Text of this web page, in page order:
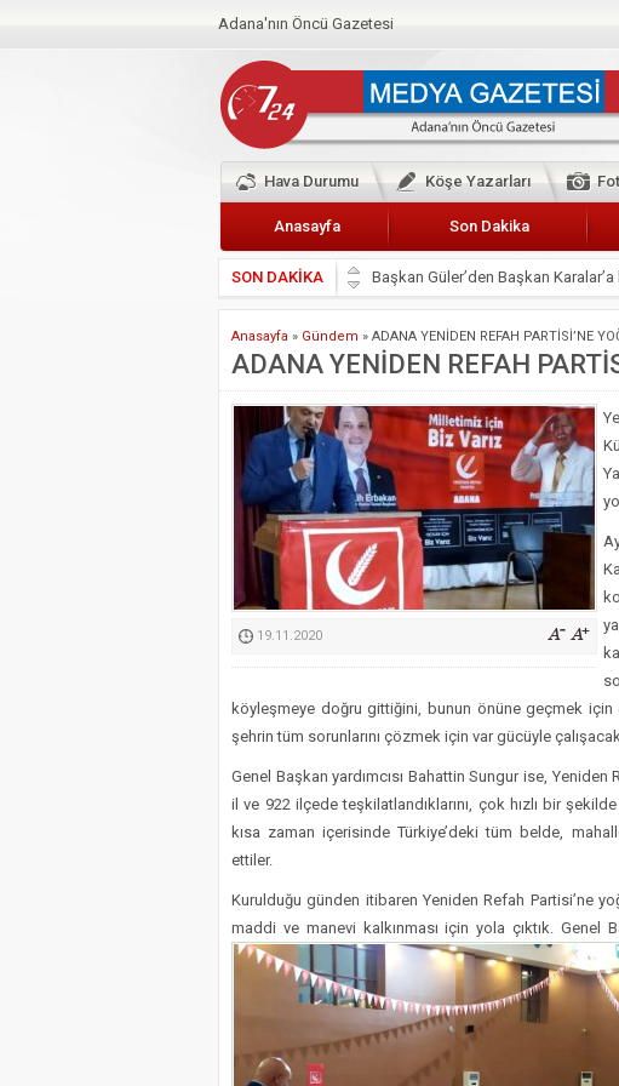
Adana'nın Öncü Gazetesi
Hava Durumu Köşe Yazarları
Anasayfa Son Dakika
SON DAKİKA
Başkan Güler’den Başkan Karalar’a
Lokantacılar ve Kebapçılar Esnaf
Hak-İş Abdurrahman Yücel
HDP İL BİNASININ ÖNÜNDE
CEYHAN TİCARET ODASI
Hainler emellerine asla
BÖLGEMİZ ÇUKUROVA’DA 2019
İyi Parti Yüreğir İlçe Başkanı Enis
Kimyasallardan Koruma Derneği
Anasayfa » Gündem » ADANA YENİDEN REFAH PARTİSİ’NE
ADANA YENİDEN REFAH
19.11.2020
köyleşmeye doğru gittiğini, bunun önüne geçmek için
şehrin tüm sorunlarını çözmek için var gücüyle
Genel Başkan yardımcısı Bahattin Sungur ise,
il ve 922 ilçede teşkilatlandıklarını, çok hızlı bir
kısa zaman içerisinde Türkiye’deki tüm belde,
ettiler.
Kurulduğu günden itibaren Yeniden Refah Partisi’ne
maddi ve manevi kalkınması için yola çıktık. Genel